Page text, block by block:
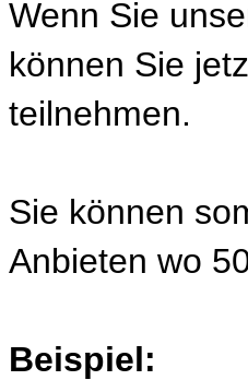
Wenn Sie
können Sie
teilnehmen.
Sie können
Anbieten wo
Beispiel: